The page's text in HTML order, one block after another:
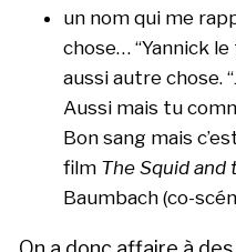
un nom qui me
chose… “Yannick
aussi autre chose.
Aussi mais tu
Bon sang mais
film The Squid and
Baumbach (co-